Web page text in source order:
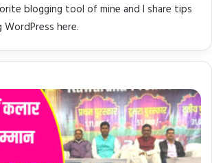
blogging tool of mine and I share tips
here.